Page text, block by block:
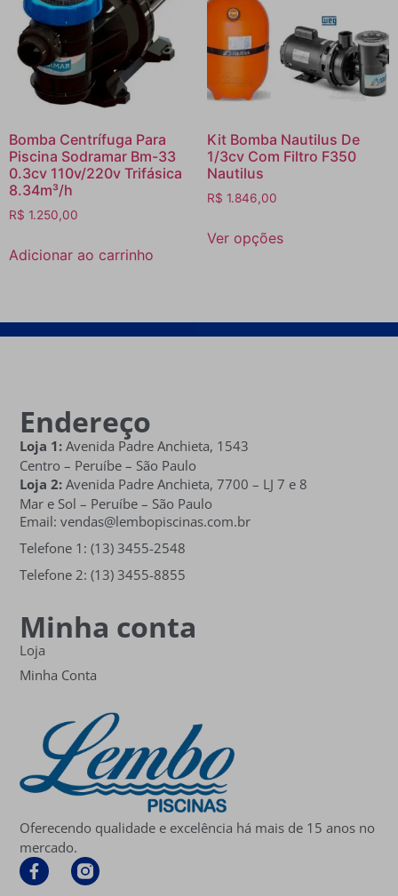
Bomba Centrífuga Para
Piscina Sodramar Bm-33
0.3cv 110v/220v Trifásica
8.34m³/h
R$ 1.250,00
Adicionar ao carrinho
Kit Bomba Nautilus De
1/3cv Com Filtro F350
Nautilus
R$ 1.846,00
Ver opções
Oferecendo qualidade e excelência há mais de 15 anos no
mercado.
Minha conta
Loja
Minha Conta
Endereço
Loja 1: Avenida Padre Anchieta, 1543
Centro – Peruíbe – São Paulo
Loja 2: Avenida Padre Anchieta,7700 – LJ 7 e 8
Mar e Sol – Peruíbe – São Paulo
Email: vendas@lembopiscinas.com.br
Telefone 1: (13) 3455-2548
Telefone 2: (13) 3455-8855